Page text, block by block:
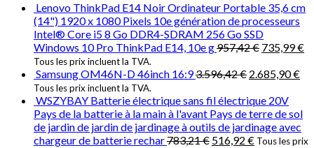
Lenovo ThinkPad E14 Noir Ordinateur Portable 35,6 cm
(14") 1920 x 1080 Pixels 10e génération de processeurs
Intel® Core i5 8 Go DDR4-SDRAM 256 Go SSD
Windows 10 Pro ThinkPad E14, 10e g957,42€ 735,99€
Tous les prix incluent la TVA.
Samsung OM46N-D 46inch 16:93.596,42€ 2.685,90€
Tous les prix incluent la TVA.
WSZYBAY Batterie électrique sans fil électrique 20V
Pays de la batterie à la main à l'avant Pays de terre de sol
de jardin de jardin de jardinage à outils de jardinage avec
chargeur de batterie rechar783,21€ 516,92 € Tous les prix